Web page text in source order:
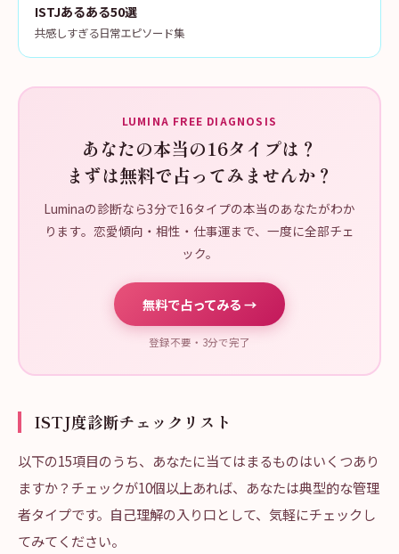
ISTJあるある50選
共感しすぎる日常エピソード集
LUMINA FREE DIAGNOSIS
あなたの本当の16タイプは？
まずは無料で占ってみませんか？
Luminaの診断なら3分で16タイプの本当のあなたがわか
ります。恋愛傾向・相性・仕事運まで、一度に全部チェ
ック。
無料で占ってみる →
登録不要・3分で完了
ISTJ度診断チェックリスト
以下の15項目のうち、あなたに当てはまるものはいくつあり
ますか？チェックが10個以上あれば、あなたは典型的な管理
者タイプです。自己理解の入り口として、気軽にチェックし
てみてください。